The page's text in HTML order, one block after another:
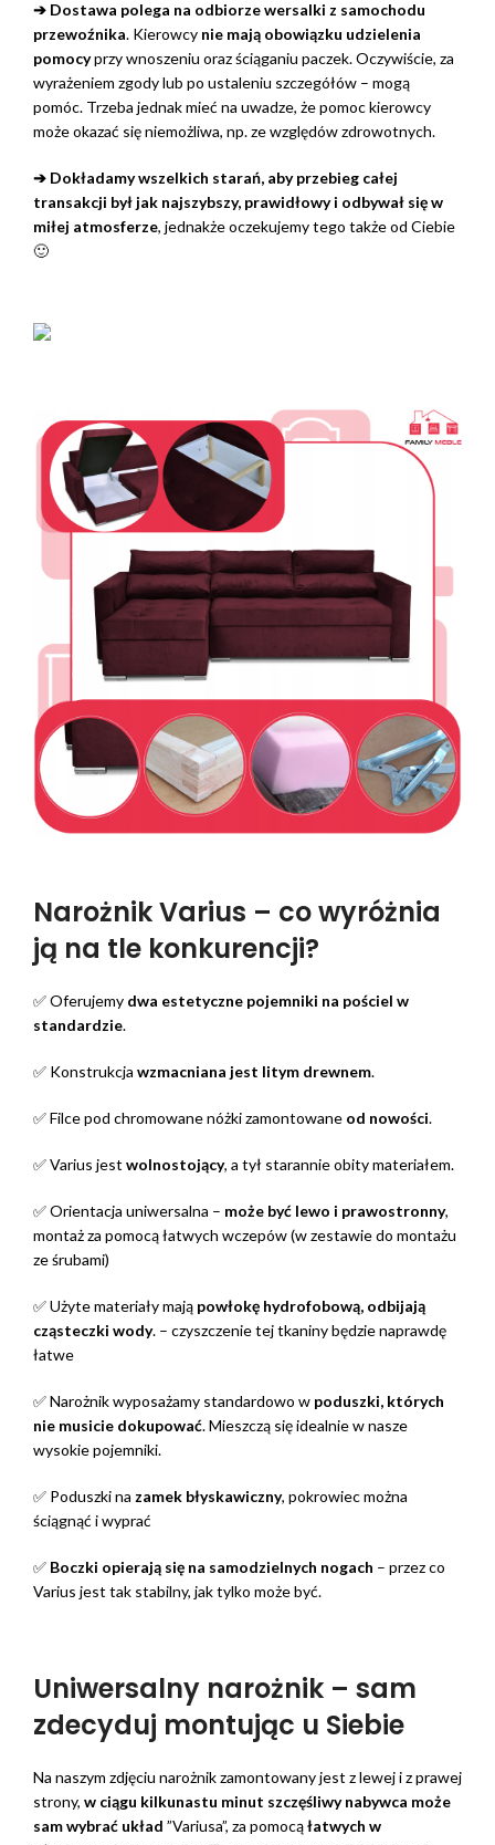
➔ Dostawa polega na odbiorze wersalki z samochodu
przewoźnika. Kierowcy nie mają obowiązku udzielenia
pomocyprzy wnoszeniu oraz ściąganiu paczek. Oczywiście, za
wyrażeniem zgody lub po ustaleniu szczegółów – mogą
pomóc. Trzeba jednak mieć na uwadze, że pomoc kierowcy
może okazać się niemożliwa, np. ze względów zdrowotnych.
➔ Dokładamy wszelkich starań, aby przebieg całej
transakcji był jak najszybszy, prawidłowy i odbywał się w
miłej atmosferze, jednakże oczekujemy tego także od Ciebie
🙂
Narożnik Varius – co wyróżnia
ją na tle konkurencji?
✅ Oferujemy dwa estetyczne pojemniki na pościel w
standardzie.
✅ Konstrukcja wzmacniana jest litym drewnem.
✅ Filce pod chromowane nóżki zamontowane od nowości.
✅ Varius jest wolnostojący, a tył starannie obity materiałem.
✅ Orientacja uniwersalna – może być lewo i prawostronny,
montaż za pomocą łatwych wczepów (w zestawie do montażu
ze śrubami)
✅ Użyte materiały mają powłokę hydrofobową, odbijają
cząsteczki wody. – czyszczenie tej tkaniny będzie naprawdę
łatwe
✅ Narożnik wyposażamy standardowo w poduszki, których
nie musicie dokupować. Mieszczą się idealnie w nasze
wysokie pojemniki.
✅ Poduszki na zamek błyskawiczny, pokrowiec można
ściągnąć i wyprać
✅ Boczki opierają się na samodzielnych nogach – przez co
Varius jest tak stabilny, jak tylko może być.
Uniwersalny narożnik – sam
zdecyduj montując u Siebie
Na naszym zdjęciu narożnik zamontowany jest z lewej i z prawej
strony, w ciągu kilkunastu minut szczęśliwy nabywca może
sam wybrać układ ”Variusa”, za pomocąłatwych w